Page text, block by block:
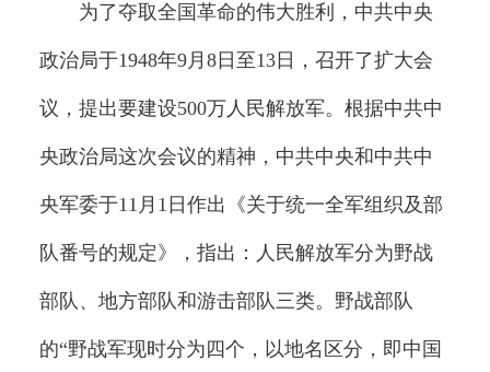
为了夺取全国革命的伟大胜利，中共中央
政治局于1948年9月8日至13日，召开了扩大会
议，提出要建设500万人民解放军。根据中共中
央政治局这次会议的精神，中共中央和中共中
央军委于11月1日作出《关于统一全军组织及部
队番号的规定》，指出：人民解放军分为野战
部队、地方部队和游击部队三类。野战部队
的“野战军现时分为四个，以地名区分，即中国